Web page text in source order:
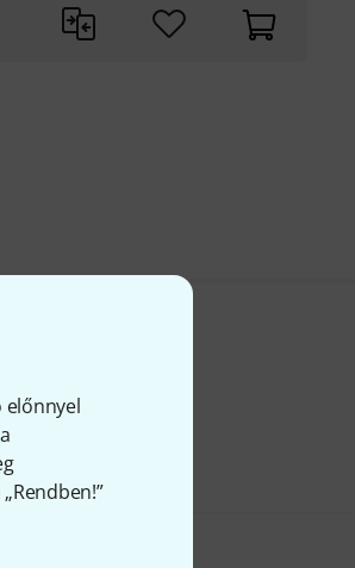
előnnyel